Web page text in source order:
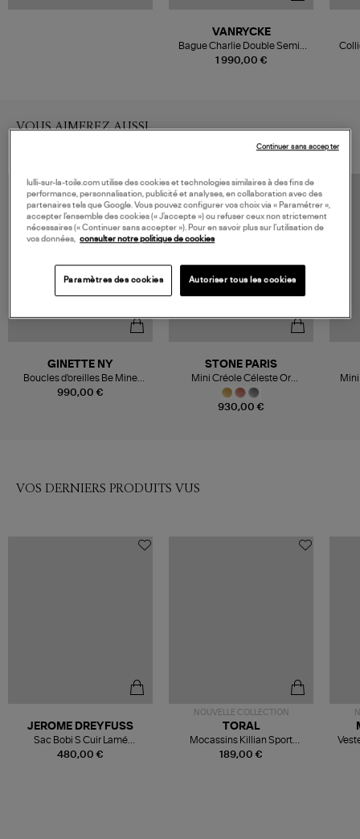
1 990,00 €
VANRYCKE
Bague Charlie Double Semi-
Pavée Diamants Or Rose
VOUS AIMEREZ AUSSI
990,00 €
GINETTE NY
Boucles d'oreilles Be Mine
Diamants Or Rose
930,00 €
STONE PARIS
Mini Créole Céleste Or
Diamants (vendue à l'unité)
VOS DERNIERS PRODUITS VUS
480,00 €
JEROME DREYFUSS
Sac Bobi S Cuir Lamé
Champagne
NOUVELLE COLLECTION
189,00 €
TORAL
Mocassins Killian Sport
Mousse
lulli-sur-la-toile.com utilise des cookies et technologies similaires à des fins de
performance, personnalisation, publicité et analyses, en collaboration avec des
partenaires tels que Google. Vous pouvez configurer vos choix via « Paramétrer »,
accepter l’ensemble des cookies (« J’accepte ») ou refuser ceux non strictement
nécessaires (« Continuer sans accepter »). Pour en savoir plus sur l’utilisation de
vos données,
consulter notre politique de cookies
Paramètres des cookies Autoriser tous les cookies
Continuer sans accepter